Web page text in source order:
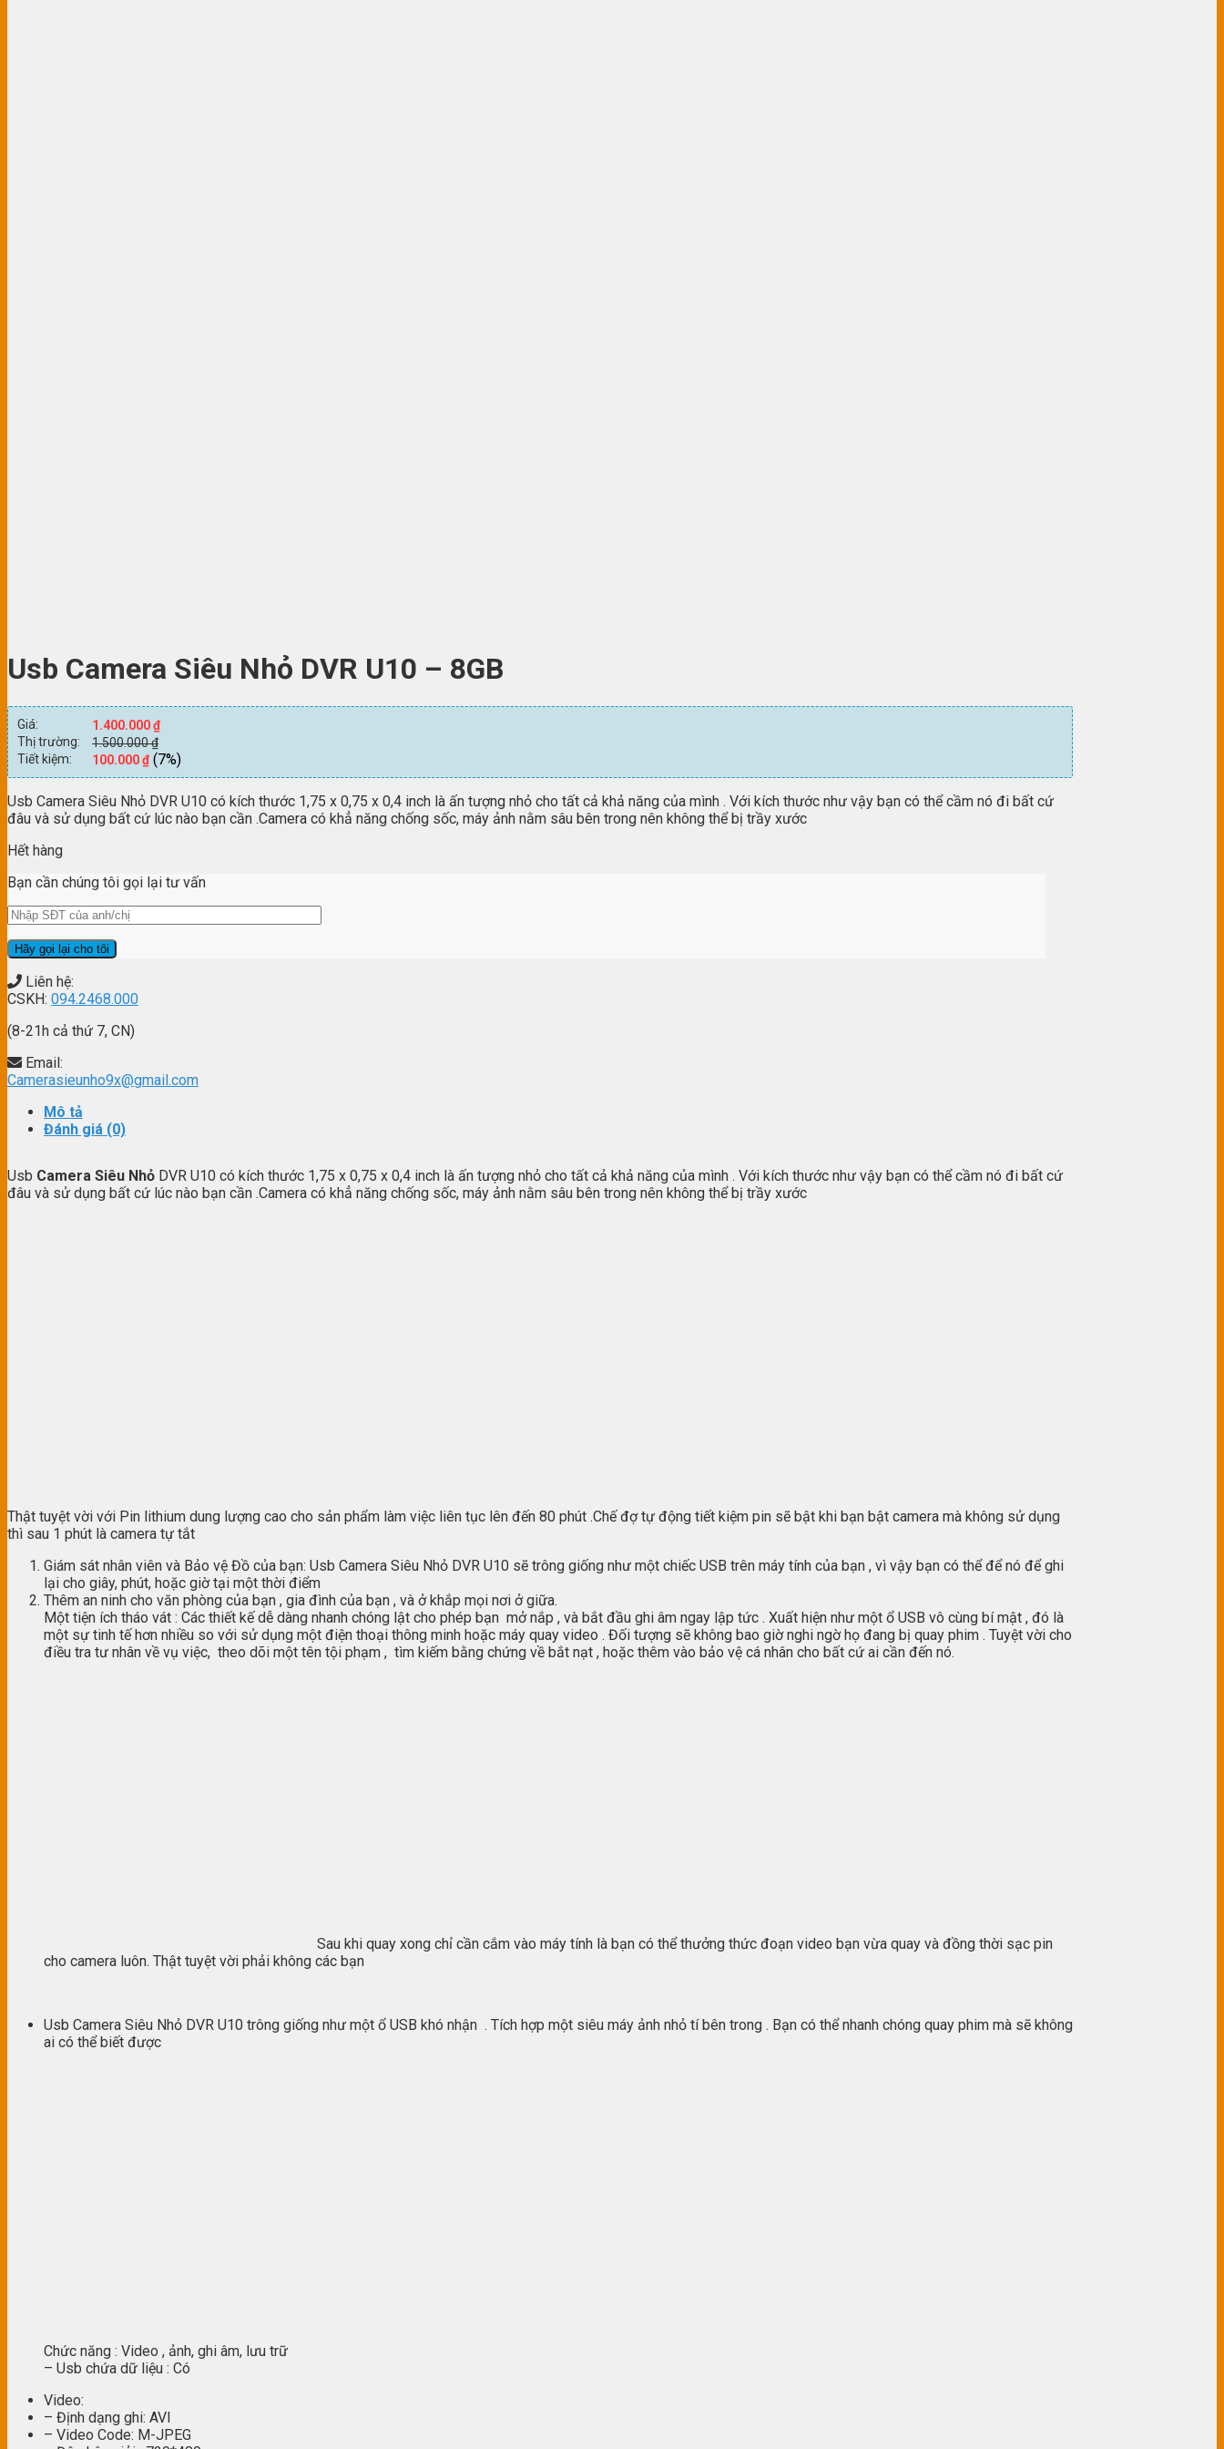
Usb Camera Siêu Nhỏ DVR U10 – 8GB
Giá: 1.400.000₫
Thị trường:
1.500.000₫
Tiết kiệm:
100.000₫ (7%)
Usb Camera Siêu Nhỏ DVR U10 có kích thước 1,75 x 0,75 x 0,4 inch là ấn tượng nhỏ cho tất cả khả năng của mình . Với kích thước như vậy bạn có thể cầm nó đi bất cứ
đâu và sử dụng bất cứ lúc nào bạn cần .Camera có khẳ năng chống sốc, máy ảnh nằm sâu bên trong nên không thể bị trầy xước
Hết hàng
Bạn cần chúng tôi gọi lại tư vấn
Liên hệ:
CSKH: 094.2468.000
(8-21h cả thứ 7, CN)
Email:
Camerasieunho9x@gmail.com
Mô tả
Đánh giá (0)
Usb Camera Siêu Nhỏ DVR U10 có kích thước 1,75 x 0,75 x 0,4 inch là ấn tượng nhỏ cho tất cả khả năng của mình . Với kích thước như vậy bạn có thể cầm nó đi bất cứ
đâu và sử dụng bất cứ lúc nào bạn cần .Camera có khẳ năng chống sốc, máy ảnh nằm sâu bên trong nên không thể bị trầy xước
Thật tuyệt vời với Pin lithium dung lượng cao cho sản phẩm làm việc liên tục lên đến 80 phút .Chế đợ tự động tiết kiệm pin sẽ bật khi bạn bật camera mà không sử dụng
thì sau 1 phút là camera tự tắt
Giám sát nhân viên và Bảo vệ Đồ của bạn: Usb Camera Siêu Nhỏ DVR U10 sẽ trông giống như một chiếc USB trên máy tính của bạn , vì vậy bạn có thể để nó để ghi
lại cho giây, phút, hoặc giờ tại một thời điểm
Thêm an ninh cho văn phòng của bạn , gia đình của bạn , và ở khắp mọi nơi ở giữa.
Một tiện ích tháo vát : Các thiết kế dễ dàng nhanh chóng lật cho phép bạn mở nắp , và bắt đầu ghi âm ngay lập tức . Xuất hiện như một ổ USB vô cùng bí mật , đó là
một sự tinh tế hơn nhiều so với sử dụng một điện thoại thông minh hoặc máy quay video . Đối tượng sẽ không bao giờ nghi ngờ họ đang bị quay phim . Tuyệt vời cho
điều tra tư nhân về vụ việc, theo dõi một tên tội phạm , tìm kiếm bằng chứng về bắt nạt , hoặc thêm vào bảo vệ cá nhân cho bất cứ ai cần đến nó.
Sau khi quay xong chỉ cần cắm vào máy tính là bạn có thể thưởng thức đoạn video bạn vừa quay và đồng thời sạc pin
cho camera luôn. Thật tuyệt vời phải không các bạn
Usb Camera Siêu Nhỏ DVR U10 trông giống như một ổ USB khó nhận . Tích hợp một siêu máy ảnh nhỏ tí bên trong . Bạn có thể nhanh chóng quay phim mà sẽ không
ai có thể biết được
Chức năng : Video , ảnh, ghi âm, lưu trữ
– Usb chứa dữ liệu : Có
Video:
– Định dạng ghi: AVI
– Video Code: M-JPEG